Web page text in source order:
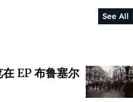
See All
EP 布鲁塞尔